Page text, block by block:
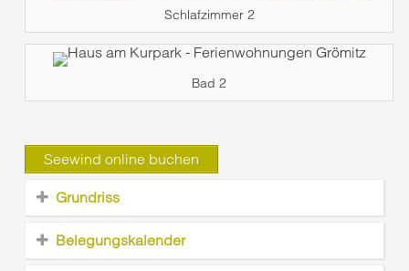
Schlafzimmer 2
Bad 2
Seewind online buchen
Grundriss
Belegungskalender